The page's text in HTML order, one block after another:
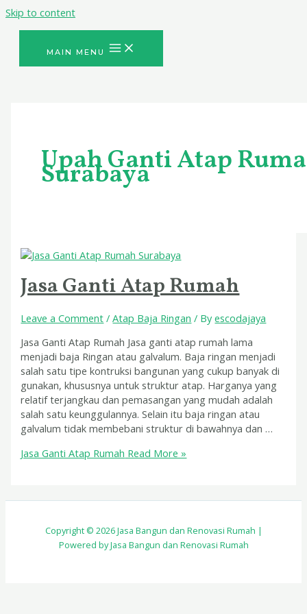
Skip to content
MAIN MENU
Upah Ganti Atap
Surabaya
Jasa Ganti Atap Rumah
Leave a Comment /Atap Baja Ringan / Byescodajaya
Jasa Ganti Atap Rumah Jasa ganti atap rumah lama
menjadi baja Ringan atau galvalum. Baja ringan menjadi
salah satu tipe kontruksi bangunan yang cukup banyak di
gunakan, khususnya untuk struktur atap. Harganya yang
relatif terjangkau dan pemasangan yang mudah adalah
salah satu keunggulannya. Selain itu baja ringan atau
galvalum tidak membebani struktur di bawahnya dan …
Jasa Ganti Atap Rumah Read More »
Copyright © 2026 Jasa Bangun dan Renovasi Rumah |
Powered by Jasa Bangun dan Renovasi Rumah